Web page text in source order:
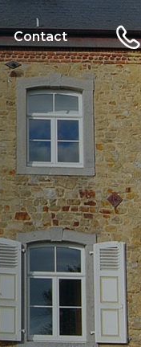
Contact